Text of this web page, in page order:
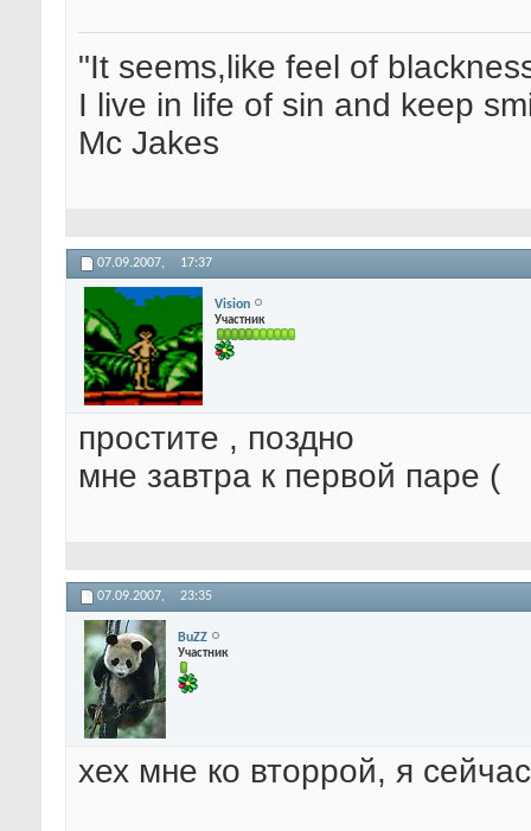
"It seems,like feel of
I live in life of sin and keep
Mc Jakes
07.09.2007, 17:37
Vision
Участник
простите , поздно
мне завтра к первой паре (
07.09.2007, 23:35
BuZZ
Участник
хех мне ко вторрой, я